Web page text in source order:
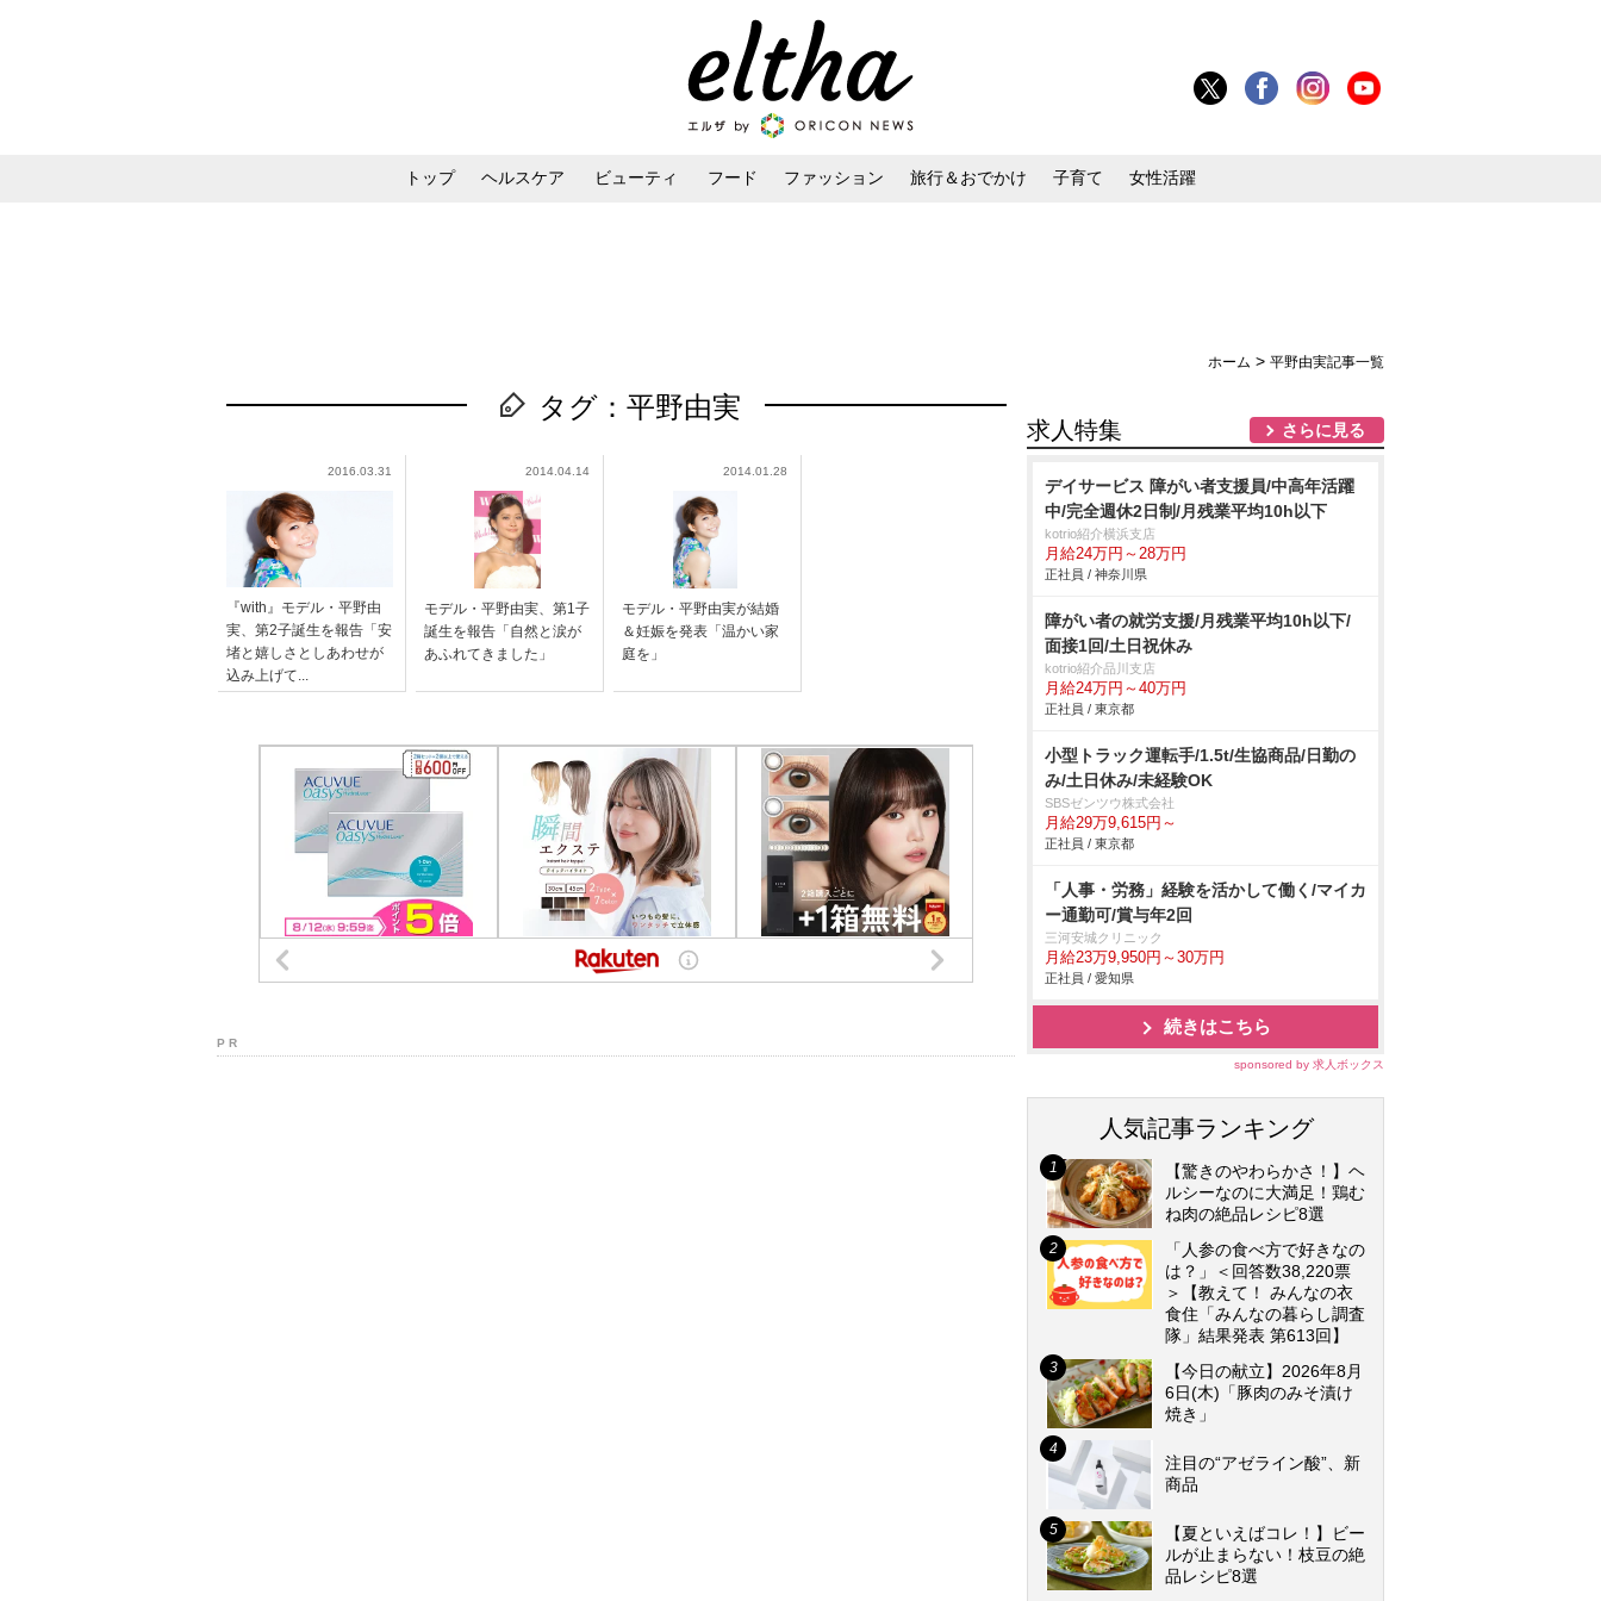
トップ ヘルスケア ビューティ フード ファッション 旅行＆おでかけ 子育て 女性活躍
ホーム > 平野由実記事一覧
タグ：平野由実
2016.03.31
『with』モデル・平野由
実、第2子誕生を報告「安
堵と嬉しさとしあわせが
込み上げて...
2014.04.14
モデル・平野由実、第1子
誕生を報告「自然と涙が
あふれてきました」
2014.01.28
モデル・平野由実が結婚
＆妊娠を発表「温かい家
庭を」
P R
求人特集 さらに見る
デイサービス 障がい者支援員/中高年活躍
中/完全週休2日制/月残業平均10h以下
kotrio紹介横浜支店
月給24万円～28万円
正社員 / 神奈川県
障がい者の就労支援/月残業平均10h以下/
面接1回/土日祝休み
kotrio紹介品川支店
月給24万円～40万円
正社員 / 東京都
小型トラック運転手/1.5t/生協商品/日勤の
み/土日休み/未経験OK
SBSゼンツウ株式会社
月給29万9,615円～
正社員 / 東京都
「人事・労務」経験を活かして働く/マイカ
ー通勤可/賞与年2回
三河安城クリニック
月給23万9,950円～30万円
正社員 / 愛知県
続きはこちら
sponsored by 求人ボックス
人気記事ランキング
【驚きのやわらかさ！】ヘ
ルシーなのに大満足！鶏む
ね肉の絶品レシピ8選
「人参の食べ方で好きなの
は？」＜回答数38,220票
＞【教えて！ みんなの衣
食住「みんなの暮らし調査
隊」結果発表 第613回】
【今日の献立】2026年8月
6日(木)「豚肉のみそ漬け
焼き」
注目の“アゼライン酸”、新
商品
【夏といえばコレ！】ビー
ルが止まらない！枝豆の絶
品レシピ8選